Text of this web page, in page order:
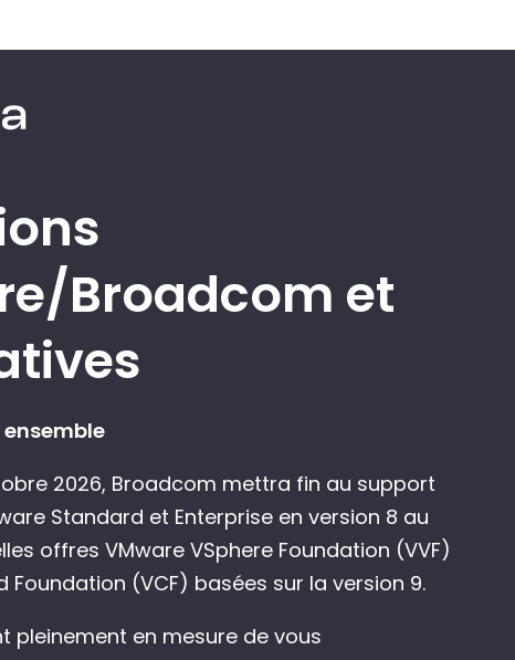
Broadcom et
2026, Broadcom mettra fin au support
Standard et Enterprise en version 8 au
offres VMware VSphere Foundation (VVF)
Foundation (VCF) basées sur la version 9.
pleinement en mesure de vous